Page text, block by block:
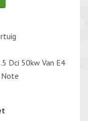
Dci 50kw Van E4
Note